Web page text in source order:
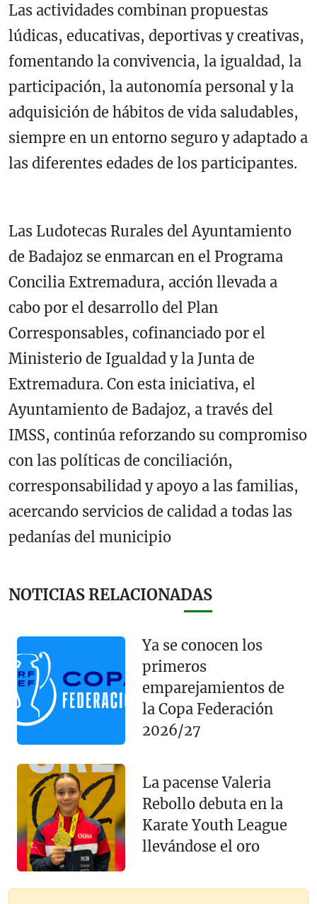
Las actividades combinan propuestas
lúdicas, educativas, deportivas y creativas,
fomentando la convivencia, la igualdad, la
participación, la autonomía personal y la
adquisición de hábitos de vida saludables,
siempre en un entorno seguro y adaptado a
las diferentes edades de los participantes.
Las Ludotecas Rurales del Ayuntamiento
de Badajoz se enmarcan en el Programa
Concilia Extremadura, acción llevada a
cabo por el desarrollo del Plan
Corresponsables, cofinanciado por el
Ministerio de Igualdad y la Junta de
Extremadura. Con esta iniciativa, el
Ayuntamiento de Badajoz, a través del
IMSS, continúa reforzando su compromiso
con las políticas de conciliación,
corresponsabilidad y apoyo a las familias,
acercando servicios de calidad a todas las
pedanías del municipio
NOTICIAS RELACIONADAS
Ya se conocen los
primeros
emparejamientos de
la Copa Federación
2026/27
La pacense Valeria
Rebollo debuta en la
Karate Youth League
llevándose el oro